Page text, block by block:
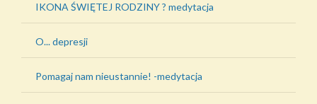
IKONA ŚWIĘTEJ RODZINY ? medytacja
O... depresji
Pomagaj nam nieustannie! -medytacja